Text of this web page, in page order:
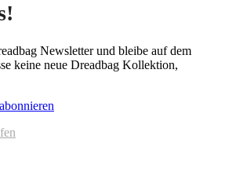
Newsletter und bleibe auf dem
keine neue Dreadbag Kollektion,